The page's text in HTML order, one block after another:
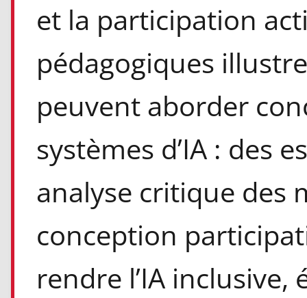
et la participation
pédagogiques
peuvent aborder
systèmes d’IA : des
analyse critique des
conception
rendre l’IA